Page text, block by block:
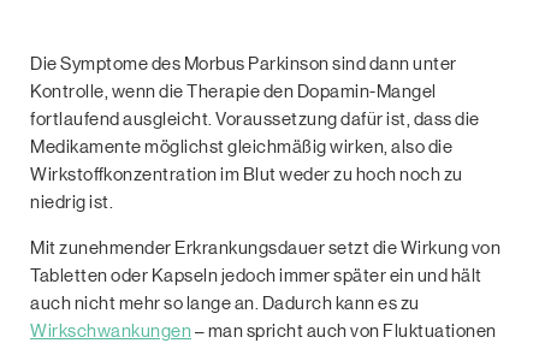
Die Symptome des Morbus Parkinson sind dann unter
Kontrolle, wenn die Therapie den Dopamin-Mangel
fortlaufend ausgleicht. Voraussetzung dafür ist, dass die
Medikamente möglichst gleichmäßig wirken, also die
Wirkstoﬀkonzentration im Blut weder zu hoch noch zu
niedrig ist.
Mit zunehmender Erkrankungsdauer setzt die Wirkung von
Tabletten oder Kapseln jedoch immer später ein und hält
auch nicht mehr so lange an. Dadurch kann es zu
Wirkschwankungen– man spricht auch von Fluktuationen